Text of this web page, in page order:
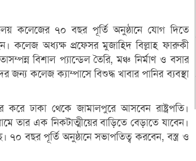
কলেজের ৭০ বছর পূর্তি অনুষ্ঠানে যোগ দিতে
কলেজ অধ্যক্ষ প্রফেসর মুজাহিদ বিল্লাহ ফারুকী
বিশাল প্যান্ডেল তৈরি, মঞ্চ নির্মাণ ও বসার
জন্য কলেজ ক্যাম্পাসে বিশুদ্ধ খাবার পানির ব্যবস্থা
ঢাকা থেকে জামালপুরে আসবেন রাষ্ট্রপতি।
তার এক নিকটাত্মীয়ের বাড়িতে বেড়াতে যাবেন।
৭০ বছর পূর্তি অনুষ্ঠানে সভাপতিত্ব করবেন, বস্ত্র ও